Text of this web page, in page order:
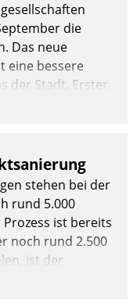
die
Das neue
eine bessere
der Stadt. Erster
API-Hub mit
stehen bei der
rund 5.000
ist bereits
noch rund 2.500
ist der
immens. Im